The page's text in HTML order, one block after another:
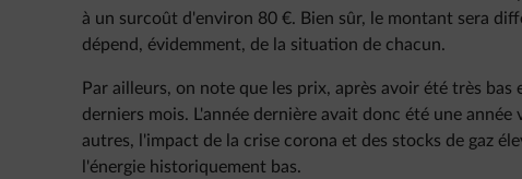
à un surcoût d'environ 80 €. Bien sûr, le montant sera
dépend, évidemment, de la situation de chacun.
Par ailleurs, on note que les prix, après avoir été très
derniers mois. L'année dernière avait donc été une
autres, l'impact de la crise corona et des stocks de gaz
l'énergie historiquement bas.